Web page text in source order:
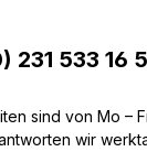
231 533 16
sind von Mo –
wir